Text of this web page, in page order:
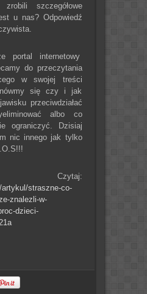
szczegółowe
u nas? Odpowiedź
portal internetowy
do przeczytania
w swojej treści
się czy i jak
przeciwdziałać
albo co
ograniczyć. Dzisiaj
nic innego jak tylko
straszne-co-
znalezli-w-
dzieci-